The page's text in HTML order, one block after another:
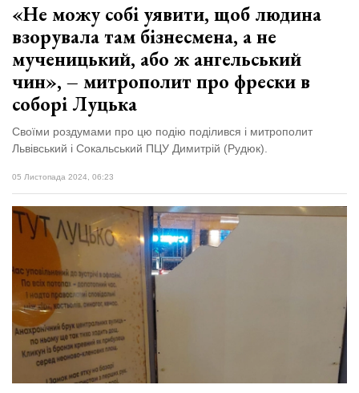
«Не можу собі уявити, щоб людина
взорувала там бізнесмена, а не
мученицький, або ж ангельський
чин», – митрополит про фрески в
соборі Луцька
Своїми роздумами про цю подію поділився і митрополит
Львівський і Сокальський ПЦУ Димитрій (Рудюк).
05 Листопада 2024, 06:23